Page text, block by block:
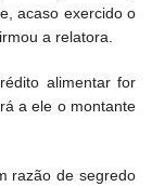
acaso exercido o
a relatora.
alimentar for
a ele o montante
razão de segredo